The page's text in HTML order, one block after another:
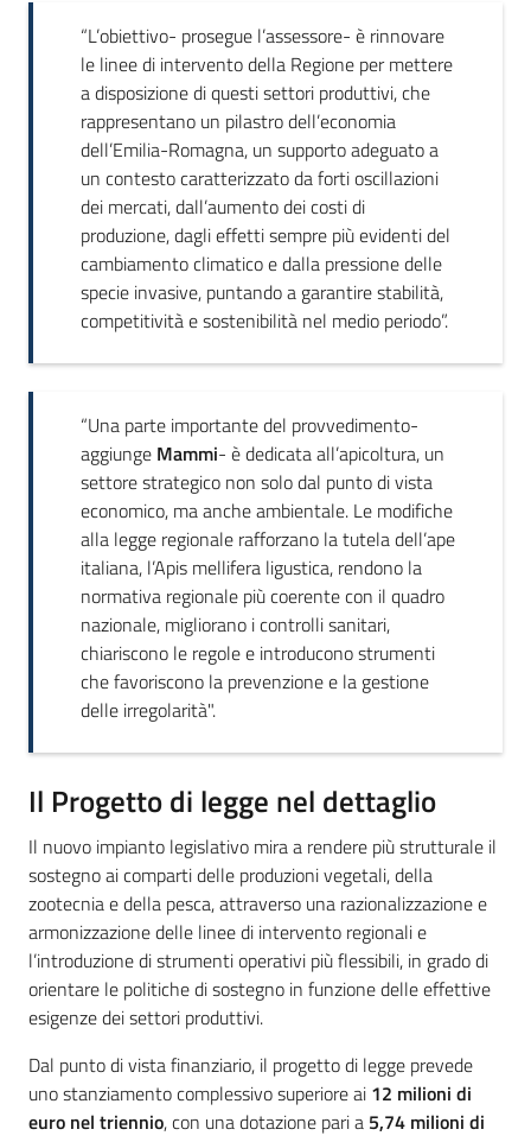
“L’obiettivo- prosegue l’assessore- è rinnovare
le linee di intervento della Regione per mettere
a disposizione di questi settori produttivi, che
rappresentano un pilastro dell’economia
dell’Emilia-Romagna, un supporto adeguato a
un contesto caratterizzato da forti oscillazioni
dei mercati, dall’aumento dei costi di
produzione, dagli effetti sempre più evidenti del
cambiamento climatico e dalla pressione delle
specie invasive, puntando a garantire stabilità,
competitività e sostenibilità nel medio periodo”.
“Una parte importante del provvedimento-
aggiunge Mammi- è dedicata all’apicoltura, un
settore strategico non solo dal punto di vista
economico, ma anche ambientale. Le modifiche
alla legge regionale rafforzano la tutela dell’ape
italiana, l’Apis mellifera ligustica, rendono la
normativa regionale più coerente con il quadro
nazionale, migliorano i controlli sanitari,
chiariscono le regole e introducono strumenti
che favoriscono la prevenzione e la gestione
delle irregolarità".
Il Progetto di legge nel dettaglio
Il nuovo impianto legislativo mira a rendere più strutturale il
sostegno ai comparti delle produzioni vegetali, della
zootecnia e della pesca, attraverso una razionalizzazione e
armonizzazione delle linee di intervento regionali e
l’introduzione di strumenti operativi più flessibili, in grado di
orientare le politiche di sostegno in funzione delle effettive
esigenze dei settori produttivi.
Dal punto di vista finanziario, il progetto di legge prevede
uno stanziamento complessivo superiore ai 12 milioni di
euro nel triennio, con una dotazione pari a 5,74 milioni di